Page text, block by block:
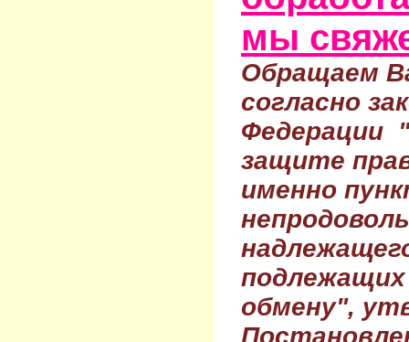
мы
Обращаем
согласно
Федерации
защите
именно
обмену",